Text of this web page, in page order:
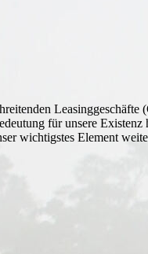
Leasinggeschäfte
für unsere Existenz
wichtigstes Element